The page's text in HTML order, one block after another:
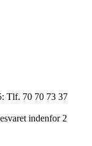
Tlf. 70 70 73 37
indenfor 2